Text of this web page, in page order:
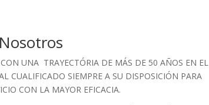
Nosotros
UNA TRAYECTÓRIA DE MÁS DE 50 AÑOS EN EL
CUALIFICADO SIEMPRE A SU DISPOSICIÓN PARA
CON LA MAYOR EFICACIA.